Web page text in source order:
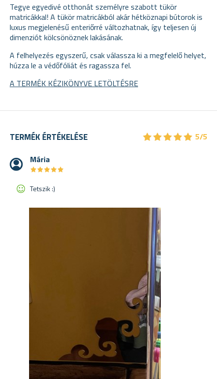
Tegye egyedivé otthonát személyre szabott tükör
matricákkal! A tükör matricákból akár hétköznapi bútorok is
luxus megjelenésű enteriőrré változhatnak, így teljesen új
dimenziót kölcsönöznek lakásának.
A felhelyezés egyszerű, csak válassza ki a megfelelő helyet,
húzza le a védőfóliát és ragassza fel.
A TERMÉK KÉZIKÖNYVE LETÖLTÉSRE
TERMÉK ÉRTÉKELÉSE ★★★★★
★★★★★ 5/5
Mária
★★★★★
★★★★★
Tetszik :)